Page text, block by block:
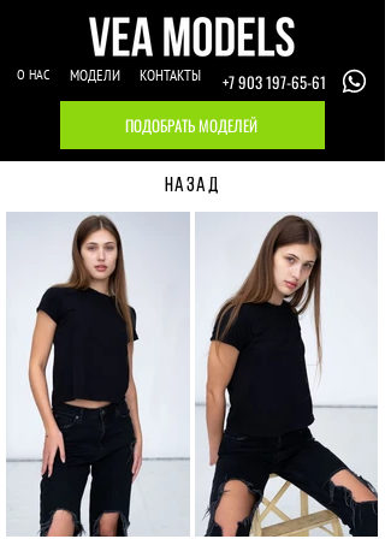
О НАС МОДЕЛИ КОНТАКТЫ
+7 903 197-65-61
ПОДОБРАТЬ МОДЕЛЕЙ
НАЗАД